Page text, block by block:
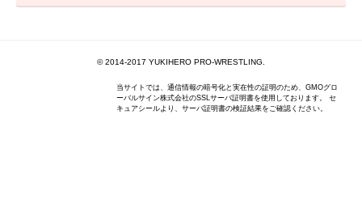
© 2014-2017 YUKIHERO PRO-WRESTLING.
当サイトでは、通信情報の暗号化と実在性の証明のため、GMOグロ
ーバルサイン株式会社のSSLサーバ証明書を使用しております。 セ
キュアシールより、サーバ証明書の検証結果をご確認ください。